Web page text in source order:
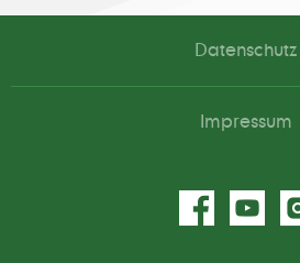
Datenschutz
Impressum